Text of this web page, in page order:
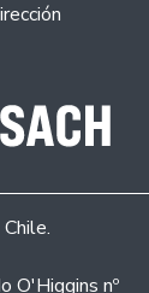
O'Higgins nº